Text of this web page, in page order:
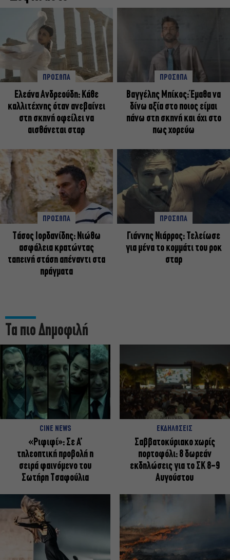
ΠΡΟΣΩΠΑ
Ελεάνα Ανδρεούδη: Κάθε
καλλιτέχνης όταν ανεβαίνει
στη σκηνή οφείλει να
αισθάνεται σταρ
ΠΡΟΣΩΠΑ
Βαγγέλης Μπίκος: Έμαθα να
δίνω αξία στο ποιος είμαι
πάνω στη σκηνή και όχι στο
πως χορεύω
ΠΡΟΣΩΠΑ
Tάσος Ιορδανίδης: Νιώθω
ασφάλεια κρατώντας
ταπεινή στάση απέναντι στα
πράγματα
ΠΡΟΣΩΠΑ
Γιάννης Νιάρρος: Τελείωσε
για μένα το κομμάτι του ροκ
σταρ
Τα πιο Δημοφιλή
CINE NEWS
«Ριφιφί»: Σε Α’
τηλεοπτική προβολή η
σειρά φαινόμενο του
Σωτήρη Τσαφούλια
ΕΚΔΗΛΩΣΕΙΣ
Σαββατοκύριακο χωρίς
πορτοφόλι: 8 δωρεάν
εκδηλώσεις για το ΣΚ 8-9
Αυγούστου